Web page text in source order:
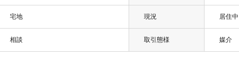
宅地 現況 居住中
相談 取引態様 媒介